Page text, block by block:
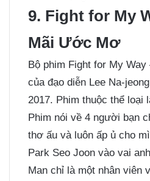
9. Fight for My
Mãi Ước Mơ
Bộ phim Fight for My
của đạo diễn Lee Na-
2017. Phim thuộc thể loại
Phim nói về 4 người bạn
thơ ấu và luôn ấp ủ cho
Park Seo Joon vào vai
Man chỉ là một nhân viên